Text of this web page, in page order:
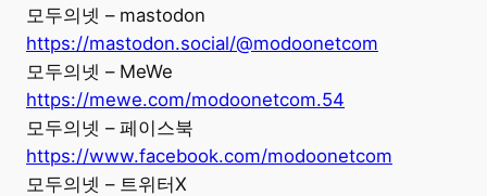
모두의넷 – mastodon
https://mastodon.social/@modoonetcom
모두의넷 – MeWe
https://mewe.com/modoonetcom.54
모두의넷 – 페이스북
https://www.facebook.com/modoonetcom
모두의넷 – 트위터X